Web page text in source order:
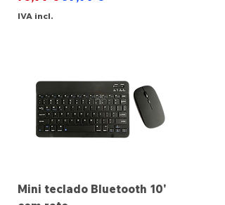
IVA incl.
Mini teclado Bluetooth 10'